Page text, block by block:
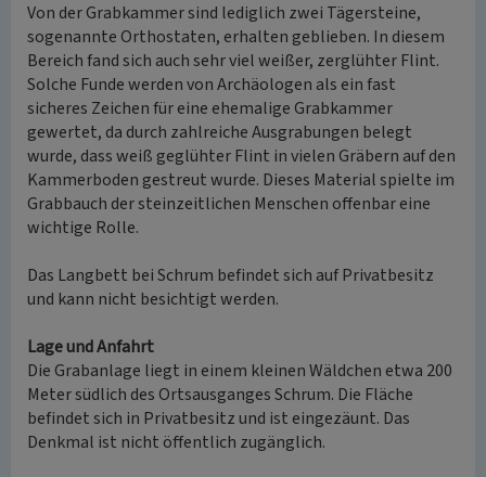
Von der Grabkammer sind lediglich zwei Tägersteine,
sogenannte Orthostaten, erhalten geblieben. In diesem
Bereich fand sich auch sehr viel weißer, zerglühter Flint.
Solche Funde werden von Archäologen als ein fast
sicheres Zeichen für eine ehemalige Grabkammer
gewertet, da durch zahlreiche Ausgrabungen belegt
wurde, dass weiß geglühter Flint in vielen Gräbern auf den
Kammerboden gestreut wurde. Dieses Material spielte im
Grabbauch der steinzeitlichen Menschen offenbar eine
wichtige Rolle.
Das Langbett bei Schrum befindet sich auf Privatbesitz
und kann nicht besichtigt werden.
Lage und Anfahrt
Die Grabanlage liegt in einem kleinen Wäldchen etwa 200
Meter südlich des Ortsausganges Schrum. Die Fläche
befindet sich in Privatbesitz und ist eingezäunt. Das
Denkmal ist nicht öffentlich zugänglich.